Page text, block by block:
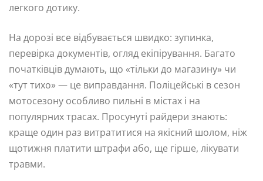
легкого дотику.
На дорозі все відбувається швидко: зупинка,
перевірка документів, огляд екіпірування. Багато
початківців думають, що «тільки до магазину» чи
«тут тихо» — це виправдання. Поліцейські в сезон
мотосезону особливо пильні в містах і на
популярних трасах. Просунуті райдери знають:
краще один раз витратитися на якісний шолом, ніж
щотижня платити штрафи або, ще гірше, лікувати
травми.